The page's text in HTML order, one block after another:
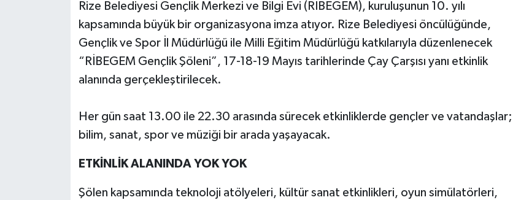
Rize Belediyesi Gençlik Merkezi ve Bilgi Evi (RİBEGEM), kuruluşunun 10. yılı
kapsamında büyük bir organizasyona imza atıyor. Rize Belediyesi öncülüğünde,
Gençlik ve Spor İl Müdürlüğü ile Milli Eğitim Müdürlüğü katkılarıyla düzenlenecek
“RİBEGEM Gençlik Şöleni”, 17-18-19 Mayıs tarihlerinde Çay Çarşısı yanı etkinlik
alanında gerçekleştirilecek.
Her gün saat 13.00 ile 22.30 arasında sürecek etkinliklerde gençler ve vatandaşlar;
bilim, sanat, spor ve müziği bir arada yaşayacak.
ETKİNLİK ALANINDA YOK YOK
Şölen kapsamında teknoloji atölyeleri, kültür sanat etkinlikleri, oyun simülatörleri,